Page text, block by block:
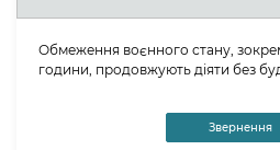
Обмеження воєнного стану,
години, продовжують діяти без
Звернення